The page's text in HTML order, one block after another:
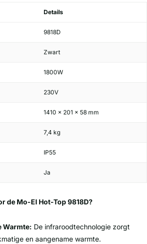
Details
9818D
Zwart
1800W
230V
1410 x 201 x 58 mm
7,4 kg
IP55
Ja
de Mo-El Hot-Top 9818D?
Warmte: De infraroodtechnologie zorgt
en aangename warmte.